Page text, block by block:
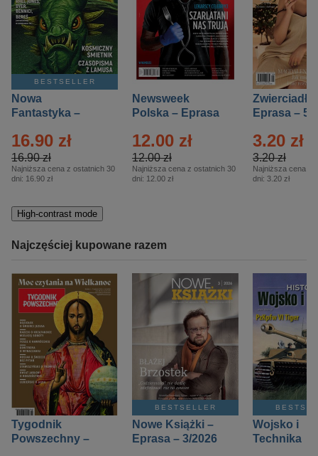
BESTSELLER
Nowa
Fantastyka –
16.90 zł
16.90 zł
Najniższa cena z ostatnich 30
dni: 16.90 zł
Newsweek
Polska – Eprasa
12.00 zł
12.00 zł
Najniższa cena z ostatnich 30
dni: 12.00 zł
Zwierciadło
Eprasa – 5/
3.20 zł
3.20 zł
Najniższa cena z
dni: 3.20 zł
High-contrast mode
Najczęściej kupowane razem
Tygodnik
Powszechny –
BESTSELLER
Nowe Książki –
Eprasa – 3/2026
Wojsko i
Technika